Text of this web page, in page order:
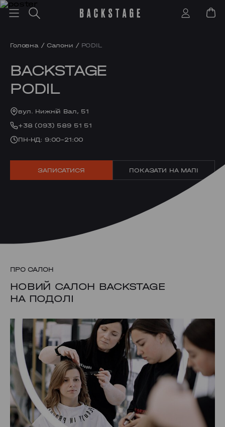
Головна / Салони / PODIL
BACKSTAGE
PODIL
вул. Нижній Вал, 51
+38 (093) 589 51 51
ПН-НД: 9:00–21:00
ЗАПИСАТИСЯ ПОКАЗАТИ НА МАПІ
ПРО САЛОН
НОВИЙ САЛОН BACKSTAGE
НА ПОДОЛІ